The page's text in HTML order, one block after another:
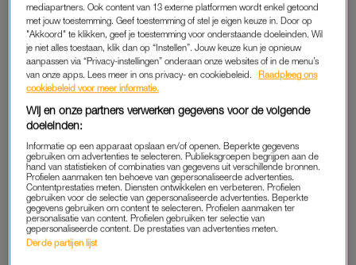
CROWDFUNDING
De Ruijter wijst erop dat de keuzevrijheid van vrouwen door de
keuze van het ziekenhuis wordt beperkt. ‘Het laat precies zien
wat er mis gaat bij de invoering van de integrale geboortezorg
in Nederland’, aldus de organisatie op de website. ‘In plaats
van dat verloskundigen en gynaecologen gaan samenwerken
om de zorg beter te maken voor de zwangere vrouw, wordt
het nu juist gebruikt om keuzevrijheid van zwangeren te
beperken en de samenwerking in de geboortezorg te
bemoeilijken. Clara Wichmann heeft een crowdfundingsactie
gestart om de proceskosten te kunnen betalen.
Pas de privacy manager instellingen aan om dit
mediapartners. Ook content van 13 externe platformen wordt enkel getoond
met jouw toestemming. Geef toestemming of stel je eigen keuze in. Door op
"Akkoord" te klikken, geef je toestemming voor onderstaande doeleinden. Wil
je niet alles toestaan, klik dan op “Instellen”. Jouw keuze kun je opnieuw
aanpassen via “Privacy-instellingen” onderaan onze websites of in de menu’s
van onze apps. Lees meer in ons privacy- en cookiebeleid.
Raadpleeg ons
cookiebeleid voor meer informatie.
Wij en onze partners verwerken gegevens voor de volgende
doeleinden:
Informatie op een apparaat opslaan en/of openen. Beperkte gegevens
gebruiken om advertenties te selecteren. Publieksgroepen begrijpen aan de
hand van statistieken of combinaties van gegevens uit verschillende bronnen.
Profielen aanmaken ten behoeve van gepersonaliseerde advertenties.
Contentprestaties meten. Diensten ontwikkelen en verbeteren. Profielen
gebruiken voor de selectie van gepersonaliseerde advertenties. Beperkte
gegevens gebruiken om content te selecteren. Profielen aanmaken ter
personalisatie van content. Profielen gebruiken ter selectie van
gepersonaliseerde content. De prestaties van advertenties meten.
Derde partijen lijst